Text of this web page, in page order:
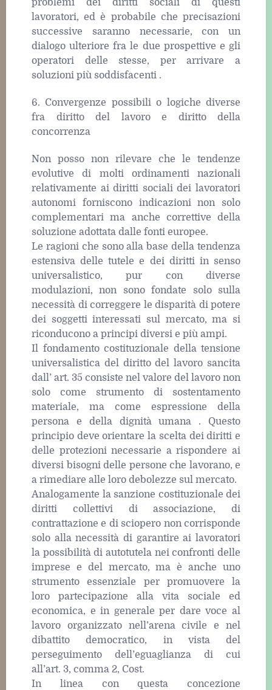
problemi dei diritti sociali di questi
lavoratori, ed è probabile che precisazioni
successive saranno necessarie, con un
dialogo ulteriore fra le due prospettive e gli
operatori delle stesse, per arrivare a
soluzioni più soddisfacenti .
6. Convergenze possibili o logiche diverse
fra diritto del lavoro e diritto della
concorrenza
Non posso non rilevare che le tendenze
evolutive di molti ordinamenti nazionali
relativamente ai diritti sociali dei lavoratori
autonomi forniscono indicazioni non solo
complementari ma anche correttive della
soluzione adottata dalle fonti europee.
Le ragioni che sono alla base della tendenza
estensiva delle tutele e dei diritti in senso
universalistico, pur con diverse
modulazioni, non sono fondate solo sulla
necessità di correggere le disparità di potere
dei soggetti interessati sul mercato, ma si
riconducono a principi diversi e più ampi.
Il fondamento costituzionale della tensione
universalistica del diritto del lavoro sancita
dall’ art. 35 consiste nel valore del lavoro non
solo come strumento di sostentamento
materiale, ma come espressione della
persona e della dignità umana . Questo
principio deve orientare la scelta dei diritti e
delle protezioni necessarie a rispondere ai
diversi bisogni delle persone che lavorano, e
a rimediare alle loro debolezze sul mercato.
Analogamente la sanzione costituzionale dei
diritti collettivi di associazione, di
contrattazione e di sciopero non corrisponde
solo alla necessità di garantire ai lavoratori
la possibilità di autotutela nei confronti delle
imprese e del mercato, ma è anche uno
strumento essenziale per promuovere la
loro partecipazione alla vita sociale ed
economica, e in generale per dare voce al
lavoro organizzato nell’arena civile e nel
dibattito democratico, in vista del
perseguimento dell’eguaglianza di cui
all’art. 3, comma 2, Cost.
In linea con questa concezione